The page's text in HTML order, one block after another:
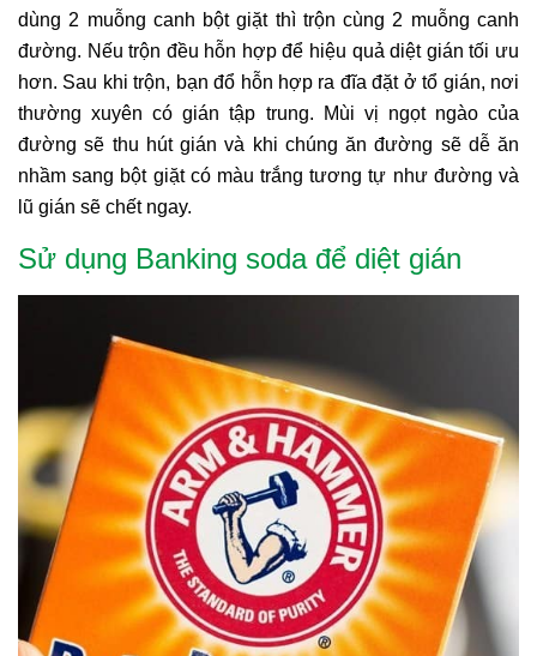
dùng 2 muỗng canh bột giặt thì trộn cùng 2 muỗng canh
đường. Nếu trộn đều hỗn hợp để hiệu quả diệt gián tối ưu
hơn. Sau khi trộn, bạn đổ hỗn hợp ra đĩa đặt ở tổ gián, nơi
thường xuyên có gián tập trung. Mùi vị ngọt ngào của
đường sẽ thu hút gián và khi chúng ăn đường sẽ dễ ăn
nhầm sang bột giặt có màu trắng tương tự như đường và
lũ gián sẽ chết ngay.
Sử dụng Banking soda để diệt gián